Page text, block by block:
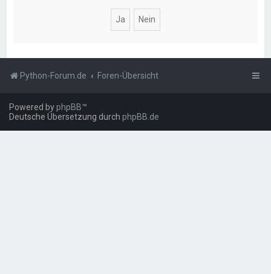
Python-Forum.de Foren-Übersicht
Powered byphpBB™
Deutsche Übersetzung durch phpBB.de